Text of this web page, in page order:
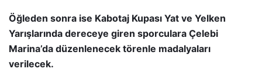
Öğleden sonra ise Kabotaj Kupası Yat ve Yelken
Yarışlarında dereceye giren sporculara Çelebi
Marina’da düzenlenecek törenle madalyaları
verilecek.